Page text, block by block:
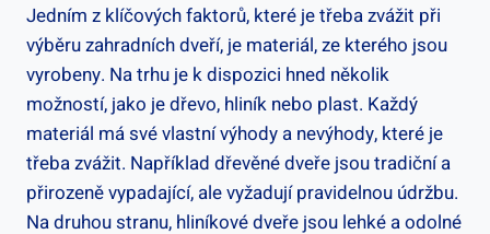
Jedním z klíčových faktorů, které je třeba zvážit při
výběru zahradních dveří, je materiál, ze kterého jsou
vyrobeny. Na trhu je k dispozici hned několik
možností, jako je dřevo, hliník nebo plast. Každý
materiál má své vlastní výhody a nevýhody, které je
třeba zvážit. Například dřevěné dveře jsou tradiční a
přirozeně vypadající, ale vyžadují pravidelnou údržbu.
Na druhou stranu, hliníkové dveře jsou lehké a odolné